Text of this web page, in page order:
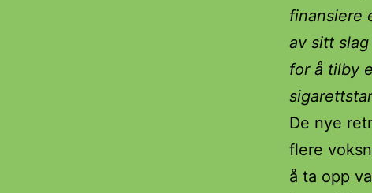
finansiere
av sitt
for å tilby
De nye
flere
å ta opp